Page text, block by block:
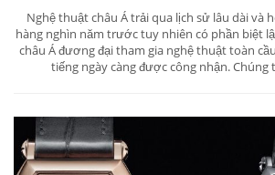
Nghệ thuật châu Á trải qua lịch sử lâu dài và
hàng nghìn năm trước tuy nhiên có phần biệt
châu Á đương đại tham gia nghệ thuật toàn
tiếng ngày càng được công nhận.